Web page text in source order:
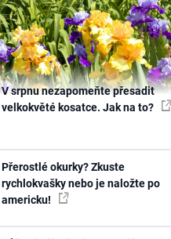
V srpnu nezapomeňte přesadit
velkokvěté kosatce. Jak na to?
Přerostlé okurky? Zkuste
rychlokvašky nebo je naložte po
americku!